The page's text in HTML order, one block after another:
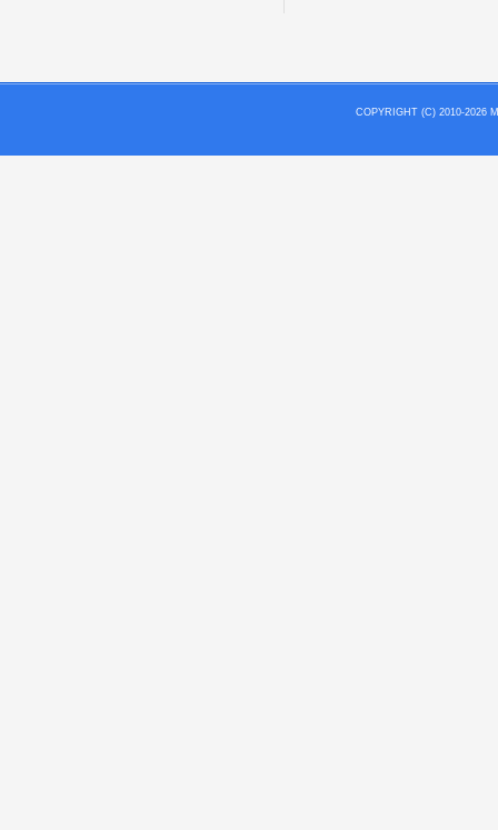
COPYRIGHT (C) 2010-